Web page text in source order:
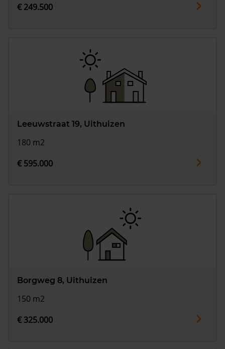
€ 249.500
Leeuwstraat 19, Uithuizen
180 m2
€ 595.000
Borgweg 8, Uithuizen
150 m2
€ 325.000